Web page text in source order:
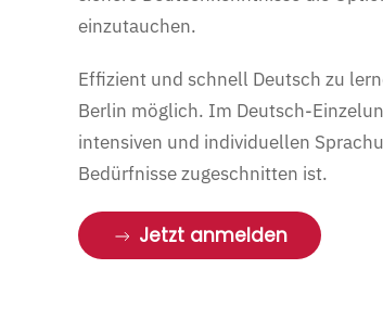
einzutauchen.
Effizient und schnell Deutsch zu
Berlin möglich. Im Deutsch-
intensiven und individuellen
Bedürfnisse zugeschnitten ist.
Jetzt anmelden